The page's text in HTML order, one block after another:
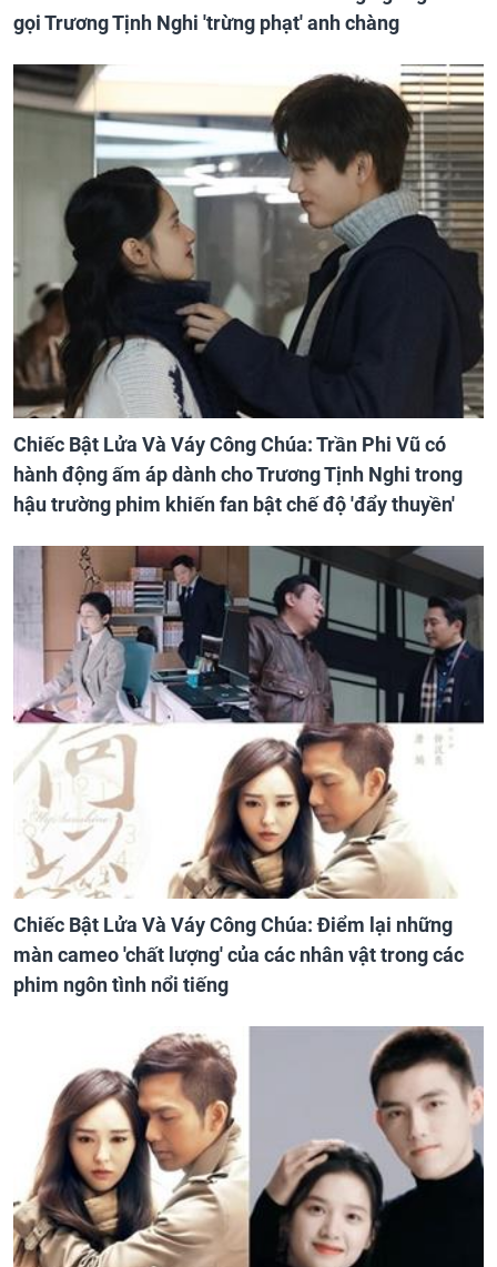
gọi Trương Tịnh Nghi 'trừng phạt' anh chàng
Chiếc Bật Lửa Và Váy Công Chúa: Trần Phi Vũ có
hành động ấm áp dành cho Trương Tịnh Nghi trong
hậu trường phim khiến fan bật chế độ 'đẩy thuyền'
Chiếc Bật Lửa Và Váy Công Chúa: Điểm lại những
màn cameo 'chất lượng' của các nhân vật trong các
phim ngôn tình nổi tiếng